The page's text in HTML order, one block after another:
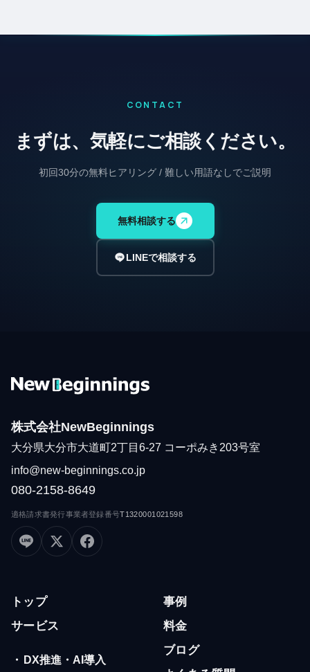
CONTACT
まずは、気軽にご相談ください。
初回30分の無料ヒアリング / 難しい用語なしでご説明
無料相談する
LINEで相談する
株式会社NewBeginnings
大分県大分市大道町2丁目6-27 コーポみき203号室
info@new-beginnings.co.jp
080-2158-8649
適格請求書発行事業者登録番号T1320001021598
トップ
サービス
・ DX推進・AI導入
事例
料金
ブログ